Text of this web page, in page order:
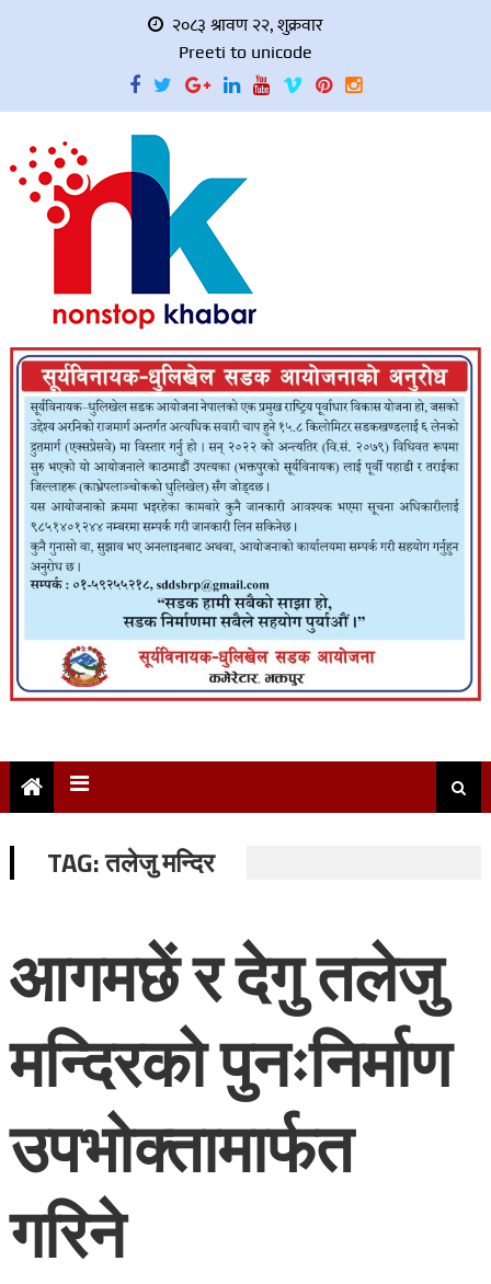
२०८३ श्रावण २२, शुक्रवार
Preeti to unicode
TAG:तलेजु मन्दिर
आगमछें र देगु तलेजु
मन्दिरको पुनःनिर्माण
उपभोक्तामार्फत
गरिने